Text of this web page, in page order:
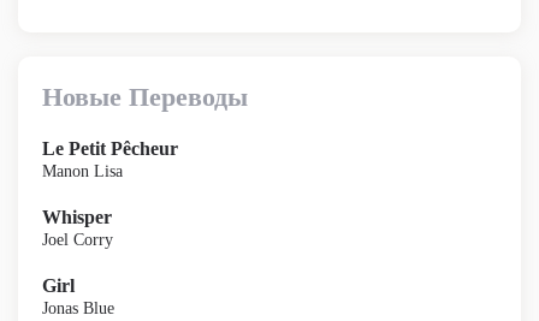
Новые Переводы
Le Petit Pêcheur
Manon Lisa
Whisper
Joel Corry
Girl
Jonas Blue